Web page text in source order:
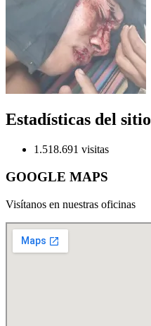
Estadísticas del sitio
1.518.691 visitas
GOOGLE MAPS
Visítanos en nuestras oficinas